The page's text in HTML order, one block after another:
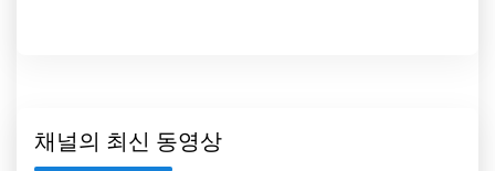
아리랑 TV/라디오를 차별화하는 주요 기능 중 하나
는 라이브 스트리밍 기능입니다. 온라인으로 콘텐츠
채널의 최신 동영상